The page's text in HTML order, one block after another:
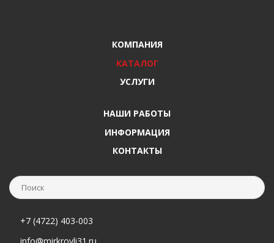
КОМПАНИЯ
КАТАЛОГ
УСЛУГИ
НАШИ РАБОТЫ
ИНФОРМАЦИЯ
КОНТАКТЫ
+7 (4722) 403-003